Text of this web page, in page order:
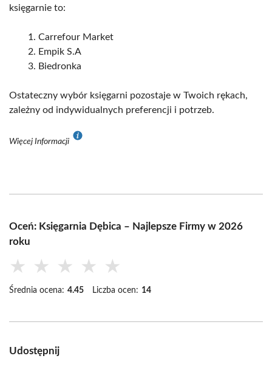
księgarnie to:
Carrefour Market
Empik S.A
Biedronka
Ostateczny wybór księgarni pozostaje w Twoich rękach,
zależny od indywidualnych preferencji i potrzeb.
Więcej Informacji
Oceń: Księgarnia Dębica – Najlepsze Firmy w 2026
roku
★ ★ ★ ★ ★
Średnia ocena: 4.45 Liczba ocen: 14
Udostępnij